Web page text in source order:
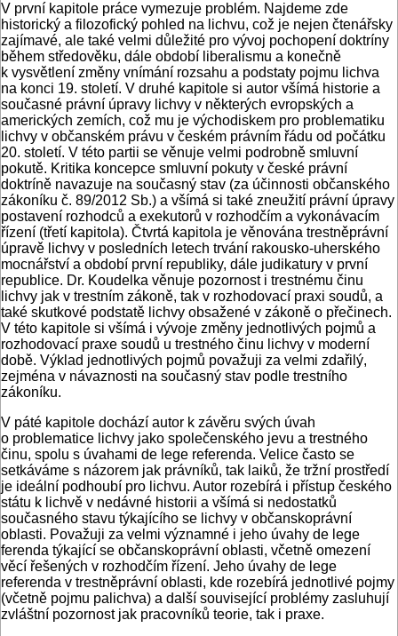
V první kapitole práce vymezuje problém. Najdeme zde
historický a filozofický pohled na lichvu, což je nejen čtenářsky
zajímavé, ale také velmi důležité pro vývoj pochopení doktríny
během středověku, dále období liberalismu a konečně
k vysvětlení změny vnímání rozsahu a podstaty pojmu lichva
na konci 19. století. V druhé kapitole si autor všímá historie a
současné právní úpravy lichvy v některých evropských a
amerických zemích, což mu je východiskem pro problematiku
lichvy v občanském právu v českém právním řádu od počátku
20. století. V této partii se věnuje velmi podrobně smluvní
pokutě. Kritika koncepce smluvní pokuty v české právní
doktríně navazuje na současný stav (za účinnosti občanského
zákoníku č. 89/2012 Sb.) a všímá si také zneužití právní úpravy
postavení rozhodců a exekutorů v rozhodčím a vykonávacím
řízení (třetí kapitola). Čtvrtá kapitola je věnována trestněprávní
úpravě lichvy v posledních letech trvání rakousko-uherského
mocnářství a období první republiky, dále judikatury v první
republice. Dr. Koudelka věnuje pozornost i trestnému činu
lichvy jak v trestním zákoně, tak v rozhodovací praxi soudů, a
také skutkové podstatě lichvy obsažené v zákoně o přečinech.
V této kapitole si všímá i vývoje změny jednotlivých pojmů a
rozhodovací praxe soudů u trestného činu lichvy v moderní
době. Výklad jednotlivých pojmů považuji za velmi zdařilý,
zejména v návaznosti na současný stav podle trestního
zákoníku.
V páté kapitole dochází autor k závěru svých úvah
o problematice lichvy jako společenského jevu a trestného
činu, spolu s úvahami de lege referenda. Velice často se
setkáváme s názorem jak právníků, tak laiků, že tržní prostředí
je ideální podhoubí pro lichvu. Autor rozebírá i přístup českého
státu k lichvě v nedávné historii a všímá si nedostatků
současného stavu týkajícího se lichvy v občanskoprávní
oblasti. Považuji za velmi významné i jeho úvahy de lege
ferenda týkající se občanskoprávní oblasti, včetně omezení
věcí řešených v rozhodčím řízení. Jeho úvahy de lege
referenda v trestněprávní oblasti, kde rozebírá jednotlivé pojmy
(včetně pojmu palichva) a další související problémy zasluhují
zvláštní pozornost jak pracovníků teorie, tak i praxe.